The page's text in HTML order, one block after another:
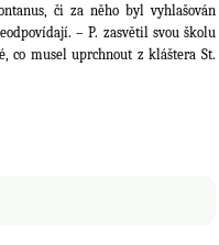
či za něho byl vyhlašován
– P. zasvětil svou školu
co musel uprchnout z kláštera St.